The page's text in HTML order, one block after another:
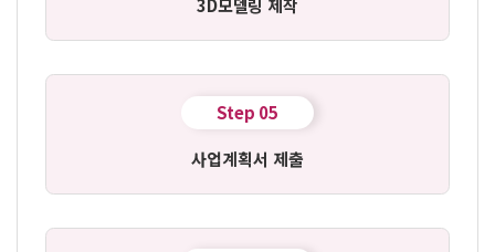
3D모델링 제작
Step 05
사업계획서 제출